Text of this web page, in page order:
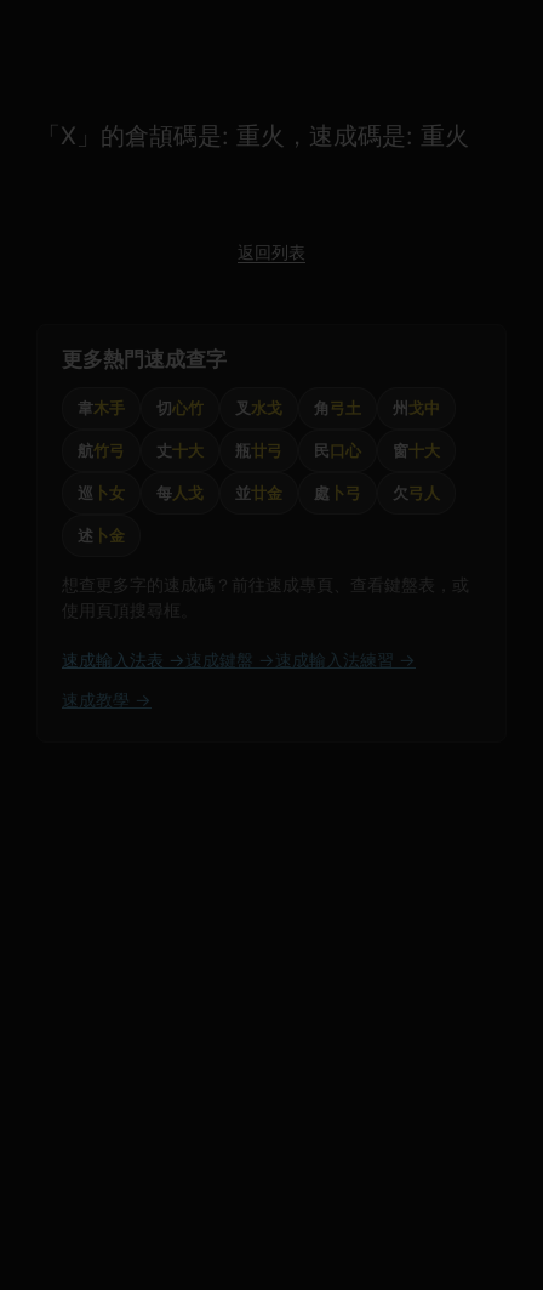
「Χ」的倉頡碼是: 重火，速成碼是: 重火
返回列表
更多熱門速成查字
韋木手 切心竹 叉 水戈 角弓土 州 戈中
航竹弓 丈十大 瓶廿弓 民口心 窗十大
巡 卜女 每人戈 並廿金 處 卜弓 欠弓人
述 卜金
想查更多字的速成碼？前往速成專頁、查看鍵盤表，或
使用頁頂搜尋框。
速成輸入法表 → 速成鍵盤 → 速成輸入法練習 →
速成教學 →